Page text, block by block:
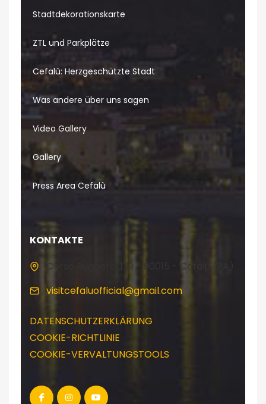
Stadtdekorationskarte
ZTL und Parkplätze
Cefalù: Herzgeschützte Stadt
Was andere über uns sagen
Video Gallery
Gallery
Press Area Cefalù
KONTAKTE
Corso Ruggero, 139 - 90015 - Cefalù (PA)
visitcefaluofficial@gmail.com
DATENSCHUTZERKLÄRUNG
COOKIE-RICHTLINIE
COOKIE-VERVALTUNGSTOOLS